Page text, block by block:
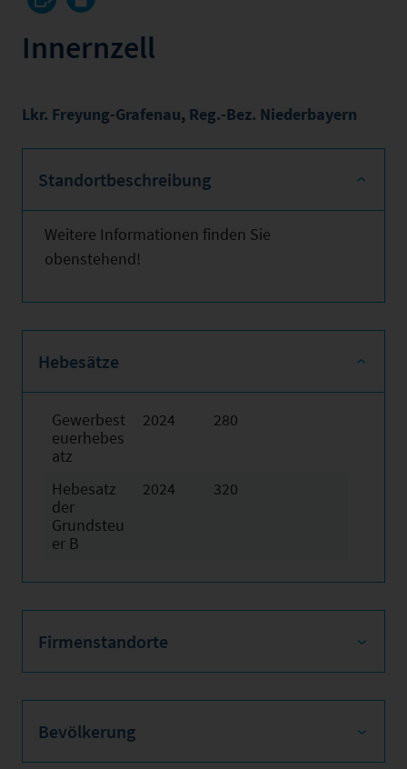
Innernzell
Lkr. Freyung-Grafenau, Reg.-Bez. Niederbayern
Standortbeschreibung
Weitere Informationen finden Sie
obenstehend!
Hebesätze
Gewerbest
euerhebes
atz
2024 280
Hebesatz
der
Grundsteu
er B
2024 320
Firmenstandorte
Bevölkerung